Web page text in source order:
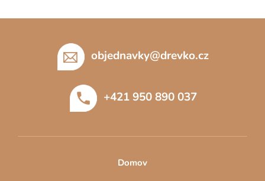
objednavky@drevko.cz
+421 950 890 037
Domov